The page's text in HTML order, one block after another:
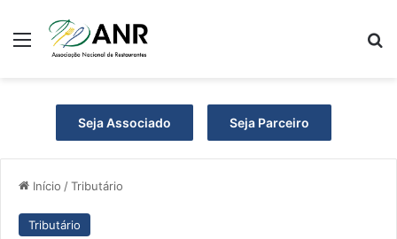
Menu
Seja Associado Seja Parceiro
Início /Tributário
Tributário